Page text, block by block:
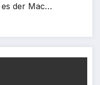
es der Mac…